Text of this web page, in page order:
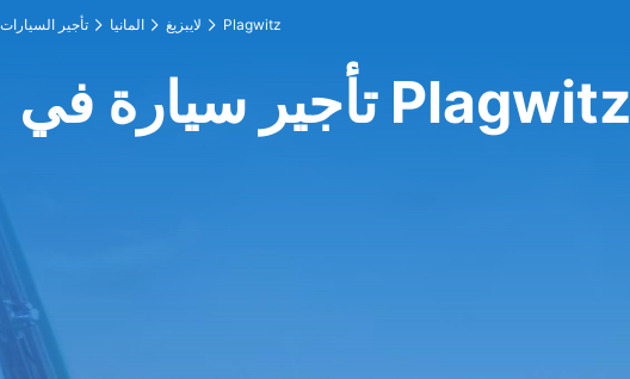
تأجير السيارات المانيا لايبزيغ Plagwitz
تأجير سيارة في Plagwitz